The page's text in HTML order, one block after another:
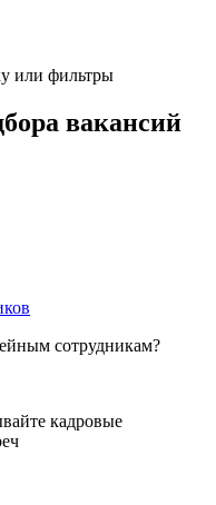
или фильтры
вакансий
сотрудникам?
кадровые